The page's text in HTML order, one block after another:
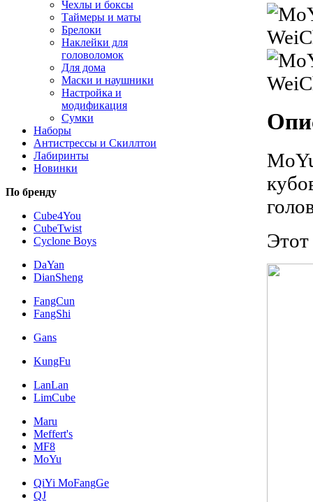
Чехлы и боксы
Таймеры и маты
Брелоки
Наклейки для
головоломок
Для дома
Маски и наушники
Настройка и
модификация
Сумки
Наборы
Антистрессы и Скиллтои
Лабиринты
Новинки
По бренду
Cube4You
CubeTwist
Cyclone Boys
DaYan
DianSheng
FangCun
FangShi
Gans
KungFu
LanLan
LimCube
Maru
Meffert's
MF8
MoYu
QiYi MoFangGe
QJ